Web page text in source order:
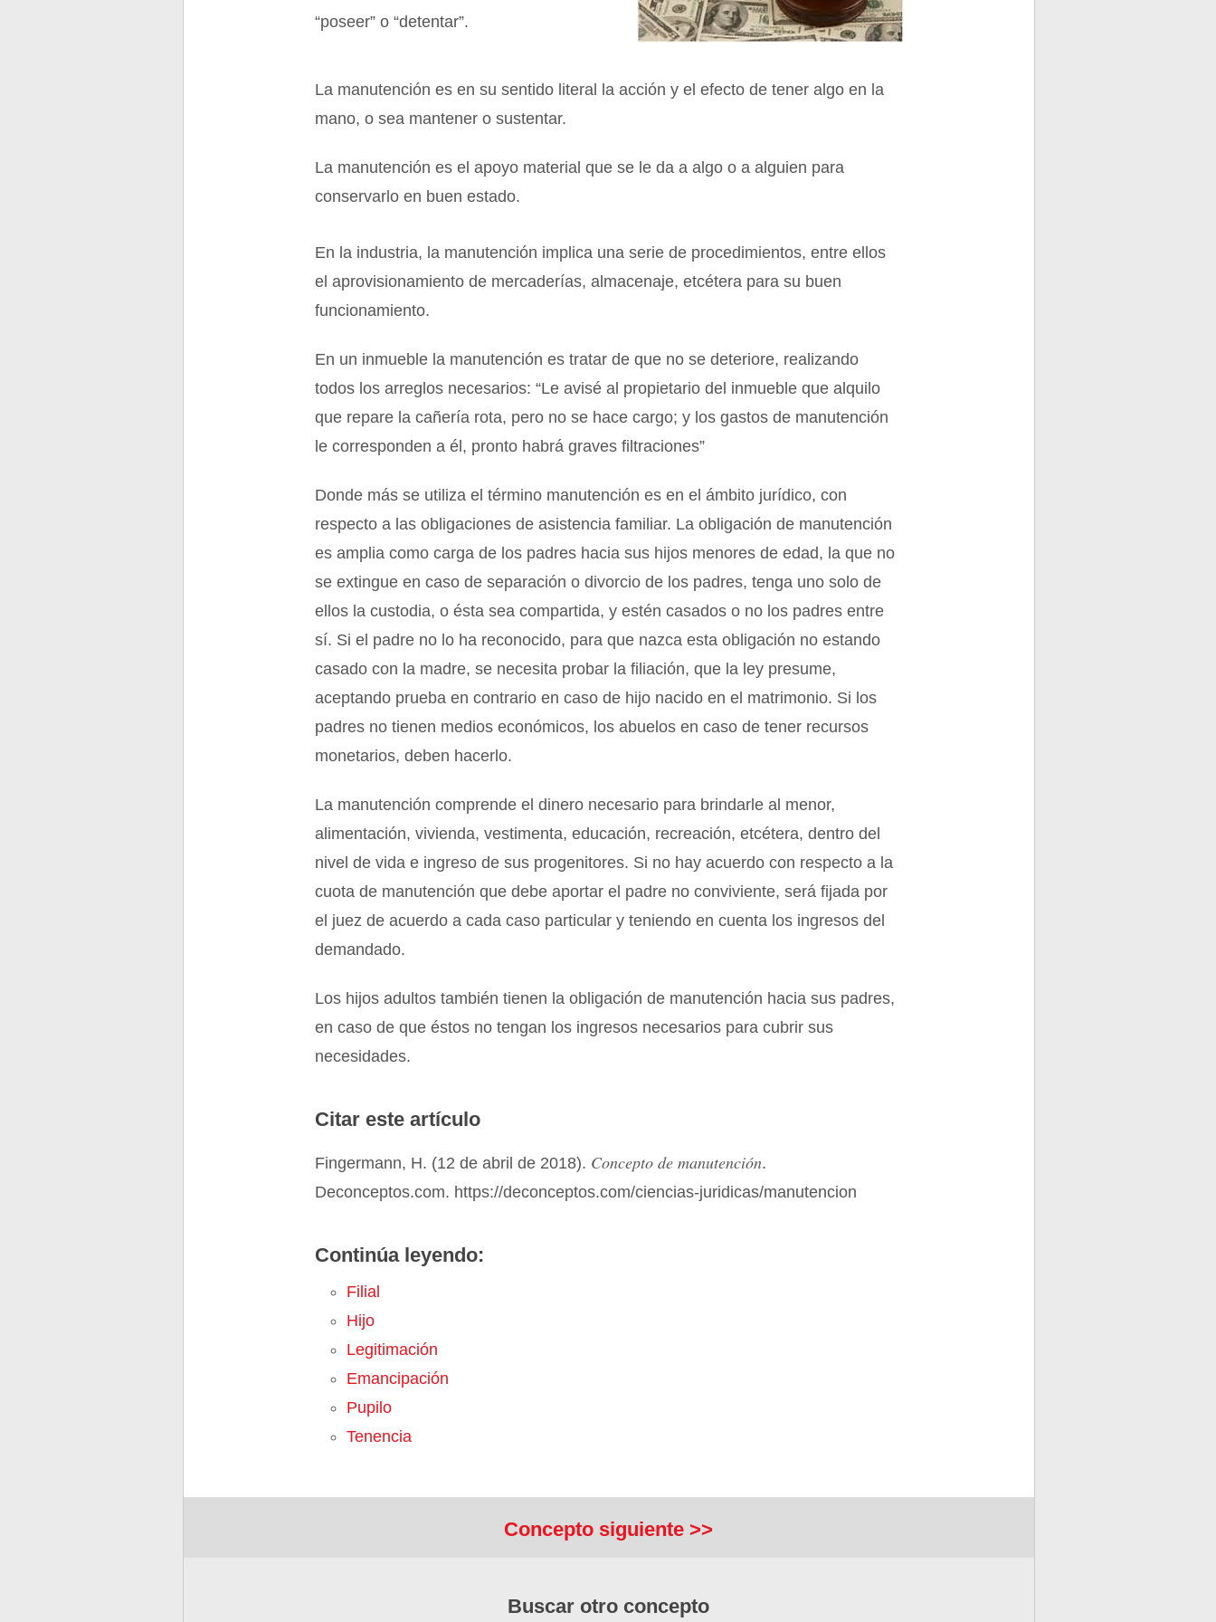
“poseer” o “detentar”.
La manutención es en su sentido literal la acción y el efecto de tener algo en la
mano, o sea mantener o sustentar.
La manutención es el apoyo material que se le da a algo o a alguien para
conservarlo en buen estado.
En la industria, la manutención implica una serie de procedimientos, entre ellos
el aprovisionamiento de mercaderías, almacenaje, etcétera para su buen
funcionamiento.
En un inmueble la manutención es tratar de que no se deteriore, realizando
todos los arreglos necesarios: “Le avisé al propietario del inmueble que alquilo
que repare la cañería rota, pero no se hace cargo; y los gastos de manutención
le corresponden a él, pronto habrá graves filtraciones”
Donde más se utiliza el término manutención es en el ámbito jurídico, con
respecto a las obligaciones de asistencia familiar. La obligación de manutención
es amplia como carga de los padres hacia sus hijos menores de edad, la que no
se extingue en caso de separación o divorcio de los padres, tenga uno solo de
ellos la custodia, o ésta sea compartida, y estén casados o no los padres entre
sí. Si el padre no lo ha reconocido, para que nazca esta obligación no estando
casado con la madre, se necesita probar la filiación, que la ley presume,
aceptando prueba en contrario en caso de hijo nacido en el matrimonio. Si los
padres no tienen medios económicos, los abuelos en caso de tener recursos
monetarios, deben hacerlo.
La manutención comprende el dinero necesario para brindarle al menor,
alimentación, vivienda, vestimenta, educación, recreación, etcétera, dentro del
nivel de vida e ingreso de sus progenitores. Si no hay acuerdo con respecto a la
cuota de manutención que debe aportar el padre no conviviente, será fijada por
el juez de acuerdo a cada caso particular y teniendo en cuenta los ingresos del
demandado.
Los hijos adultos también tienen la obligación de manutención hacia sus padres,
en caso de que éstos no tengan los ingresos necesarios para cubrir sus
necesidades.
Citar este artículo
Fingermann, H. (12 de abril de 2018). Concepto de manutención.
Deconceptos.com. https://deconceptos.com/ciencias-juridicas/manutencion
Continúa leyendo:
Filial
Hijo
Legitimación
Emancipación
Pupilo
Tenencia
Concepto siguiente >>
Buscar otro concepto